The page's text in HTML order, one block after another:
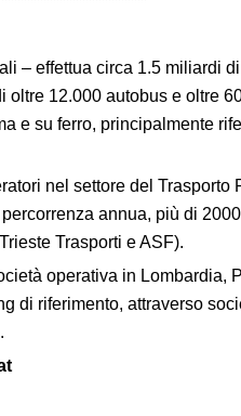
– effettua circa 1.5 miliardi
12.000 autobus e oltre
e su ferro, principalmente
nel settore del Trasporto
annua, più di
Trasporti e ASF).
operativa in Lombardia,
di riferimento, attraverso